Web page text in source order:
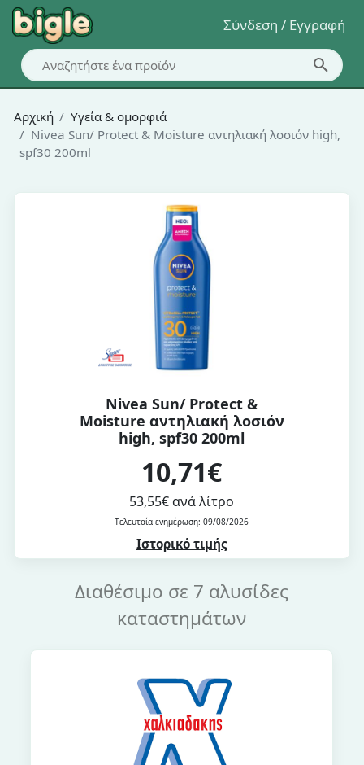
Σύνδεση / Εγγραφή
Αρχική
Υγεία & ομορφιά
Nivea Sun/ Protect & Moisture αντηλιακή λοσιόν high,
spf30 200ml
Nivea Sun/ Protect &
Moisture αντηλιακή λοσιόν
high, spf30 200ml
10,71€
53,55€ ανά λίτρο
Τελευταία ενημέρωση: 09/08/2026
Ιστορικό τιμής
Διαθέσιμο σε 7 αλυσίδες
καταστημάτων